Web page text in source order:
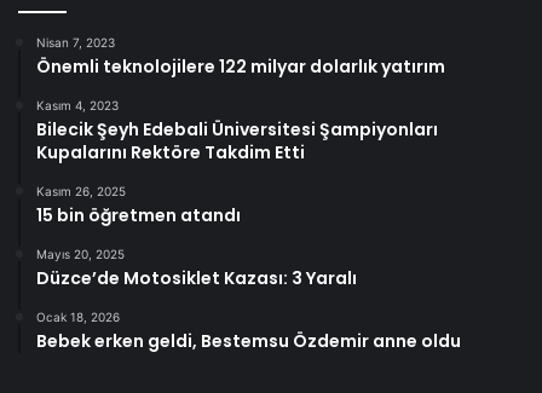
Nisan 7, 2023
Önemli teknolojilere 122 milyar dolarlık yatırım
Kasım 4, 2023
Bilecik Şeyh Edebali Üniversitesi Şampiyonları
Kupalarını Rektöre Takdim Etti
Kasım 26, 2025
15 bin öğretmen atandı
Mayıs 20, 2025
Düzce’de Motosiklet Kazası: 3 Yaralı
Ocak 18, 2026
Bebek erken geldi, Bestemsu Özdemir anne oldu